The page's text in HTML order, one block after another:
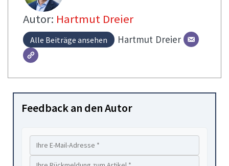
Autor: Hartmut Dreier
Alle Beiträge ansehen Hartmut Dreier
Feedback an den Autor